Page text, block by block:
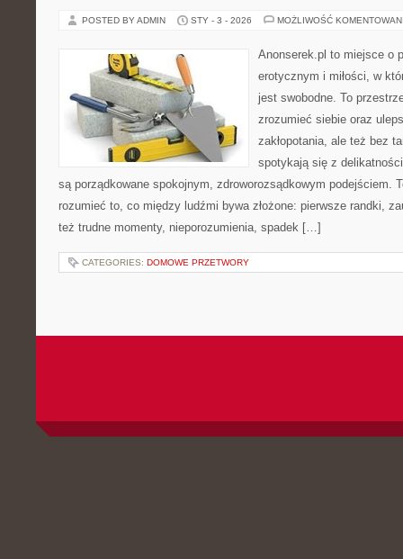
POSTED BY ADMIN STY - 3 - 2026 MOŻLIWOŚĆ
Anonserek.pl to miejsce o
erotycznym i miłości, w
jest swobodne. To
zrozumieć siebie oraz
zakłopotania, ale też bez
spotykają się z
są porządkowane spokojnym, zdroworozsądkowym podejściem.
rozumieć to, co między ludźmi bywa złożone: pierwsze randki,
też trudne momenty, nieporozumienia, spadek […]
CATEGORIES: DOMOWE PRZETWORY